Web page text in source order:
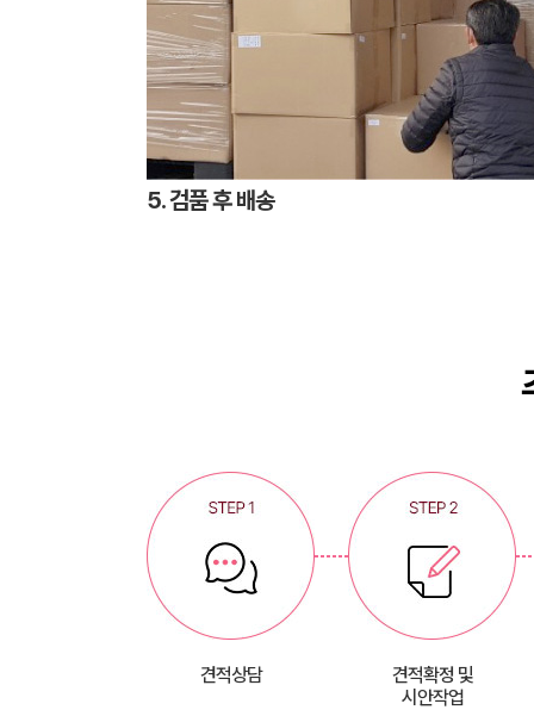
5. 검품 후 배송
견적상담
견적확정 및
시안작업